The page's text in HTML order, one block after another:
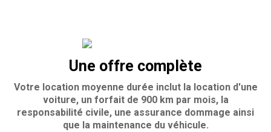
Une offre complète
Votre location moyenne durée inclut la location d'une
voiture, un forfait de 900 km par mois, la
responsabilité civile, une assurance dommage ainsi
que la maintenance du véhicule.